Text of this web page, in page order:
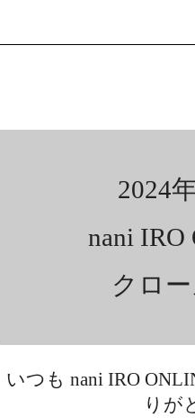
2024
nani IRO
クロ
いつも nani IRO
りが